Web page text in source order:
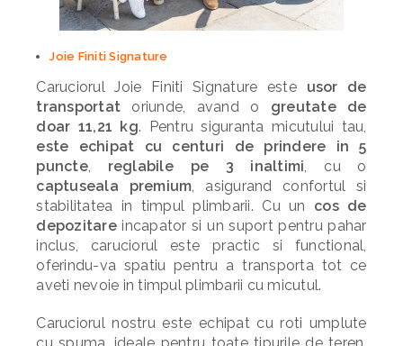
Joie Finiti Signature
Caruciorul Joie Finiti Signature este usor de
transportat oriunde, avand o greutate de
doar 11,21 kg. Pentru siguranta micutului tau,
este echipat cu centuri de prindere in 5
puncte, reglabile pe 3 inaltimi, cu o
captuseala premium, asigurand confortul si
stabilitatea in timpul plimbarii. Cu un cos de
depozitareincapator si un suport pentru pahar
inclus, caruciorul este practic si functional,
oferindu-va spatiu pentru a transporta tot ce
aveti nevoie in timpul plimbarii cu micutul.
Caruciorul nostru este echipat cu roti umplute